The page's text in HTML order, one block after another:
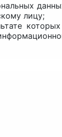
лицу;